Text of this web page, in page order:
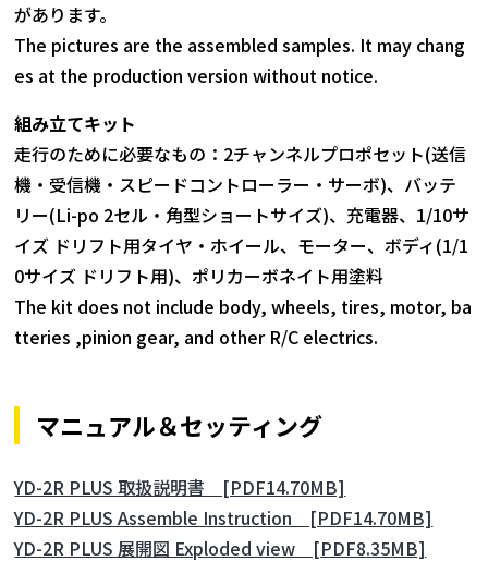
があります。
The pictures are the assembled samples. It may chang
es at the production version without notice.
組み立てキット
走行のために必要なもの：2チャンネルプロポセット(送信
機・受信機・スピードコントローラー・サーボ)、バッテ
リー(Li-po 2セル・角型ショートサイズ)、充電器、1/10サ
イズ ドリフト用タイヤ・ホイール、モーター、ボディ(1/1
0サイズ ドリフト用)、ポリカーボネイト用塗料
The kit does not include body, wheels, tires, motor, ba
tteries ,pinion gear, and other R/C electrics.
マニュアル＆セッティング
YD-2R PLUS 取扱説明書 [PDF14.70MB]
YD-2R PLUS Assemble Instruction [PDF14.70MB]
YD-2R PLUS 展開図 Exploded view [PDF8.35MB]